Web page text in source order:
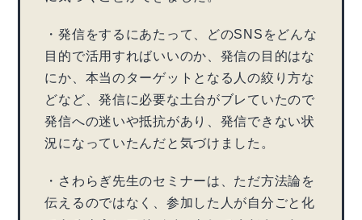
・発信をするにあたって、どのSNSをどんな
目的で活用すればいいのか、発信の目的はな
にか、本当のターゲットとなる人の絞り方な
どなど、発信に必要な土台がブレていたので
発信への迷いや抵抗があり、発信できない状
況になっていたんだと気づけました。
・さわらぎ先生のセミナーは、ただ方法論を
伝えるのではなく、参加した人が自分ごと化